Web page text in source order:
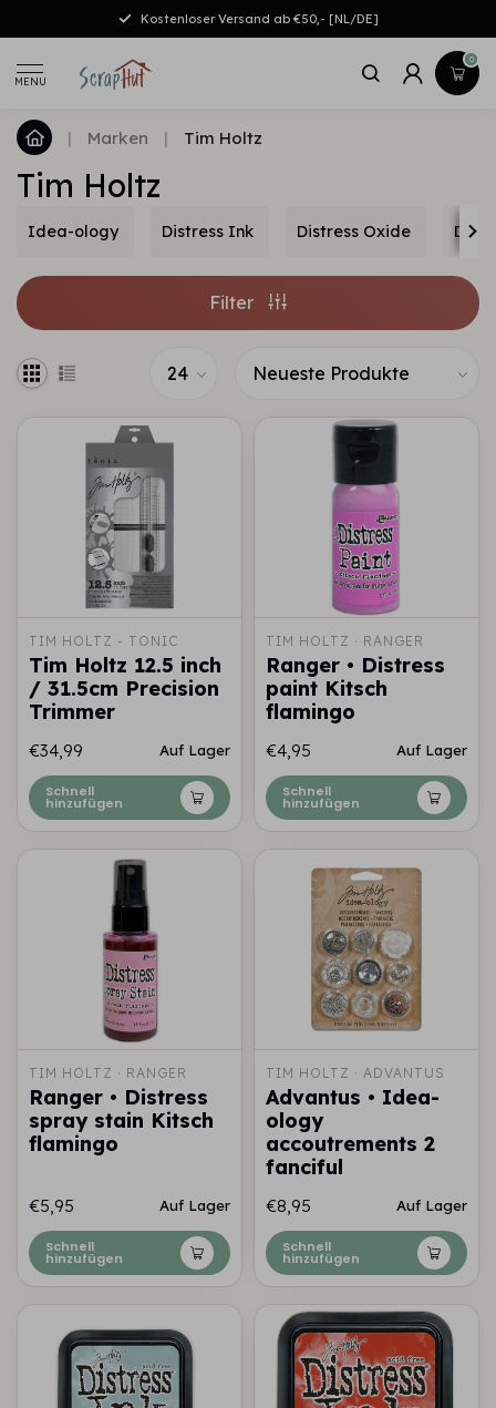
Kostenloser Versand ab €50,- [NL/DE]
MENU
0
| Marken | Tim Holtz
Tim Holtz
Idea-ology Distress Ink Distress Oxide
Filter
TIM HOLTZ - TONIC
Tim Holtz 12.5 inch
/ 31.5cm Precision
Trimmer
€34,99 Auf Lager
Schnell
hinzufügen
TIM HOLTZ · RANGER
Ranger • Distress
paint Kitsch
flamingo
€4,95 Auf Lager
Schnell
hinzufügen
TIM HOLTZ · RANGER
Ranger • Distress
spray stain Kitsch
flamingo
€5,95 Auf Lager
Schnell
hinzufügen
TIM HOLTZ · ADVANTUS
Advantus • Idea-
ology
accoutrements 2
fanciful
€8,95 Auf Lager
Schnell
hinzufügen